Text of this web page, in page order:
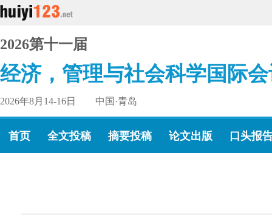
2026第十一届
经济，管理与社会科学国际
2026年8月14-16日 中国·青岛
首页 全文投稿 摘要投稿 论文出版 口头报